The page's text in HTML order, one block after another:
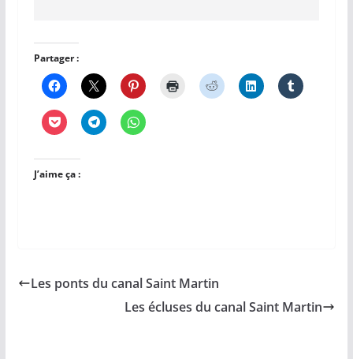
Partager :
J’aime ça :
Les ponts du canal Saint Martin
Les écluses du canal Saint Martin